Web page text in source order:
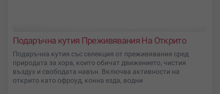
Подаръчна кутия Преживявания На Открито
Подаръчна кутия със селекция от преживявания сред
природата за хора, които обичат движението, чистия
въздух и свободата навън. Включва активности на
открито като офроуд, конна езда, водни